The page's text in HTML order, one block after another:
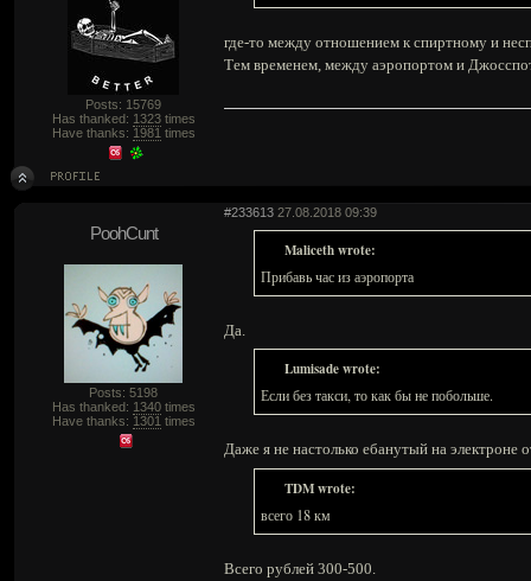
Posts: 15769
Has thanked: 1323times
Have thanks: 1981 times
где-то между отношением к спиртному и
Тем временем, между аэропортом и
#233613 27.08.2018 09:39
PoohCunt
Posts: 5198
Has thanked: 1340times
Have thanks: 1301 times
Maliceth wrote:
Прибавь час из аэропорта
Да.
Lumisade wrote:
Если без такси, то как бы не побольше.
Даже я не настолько ебанутый на электроне
TDM wrote:
всего 18 км
Всего рублей 300-500.